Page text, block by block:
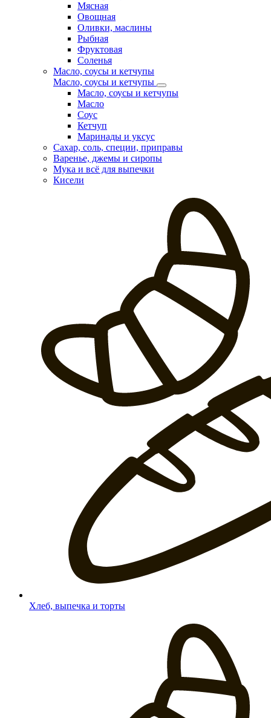
Мясная
Овощная
Оливки, маслины
Рыбная
Фруктовая
Соленья
Масло, соусы и кетчупы
Масло, соусы и кетчупы
Масло, соусы и кетчупы
Масло
Соус
Кетчуп
Маринады и уксус
Сахар, соль, специи, приправы
Варенье, джемы и сиропы
Мука и всё для выпечки
Кисели
Хлеб, выпечка и торты